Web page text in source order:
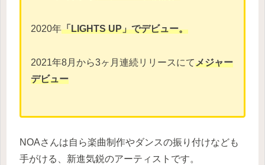
2020年「LIGHTS UP」でデビュー。
2021年8月から3ヶ月連続リリースにてメジャー
デビュー
NOAさんは自ら楽曲制作やダンスの振り付けなども
手がける、新進気鋭のアーティストです。